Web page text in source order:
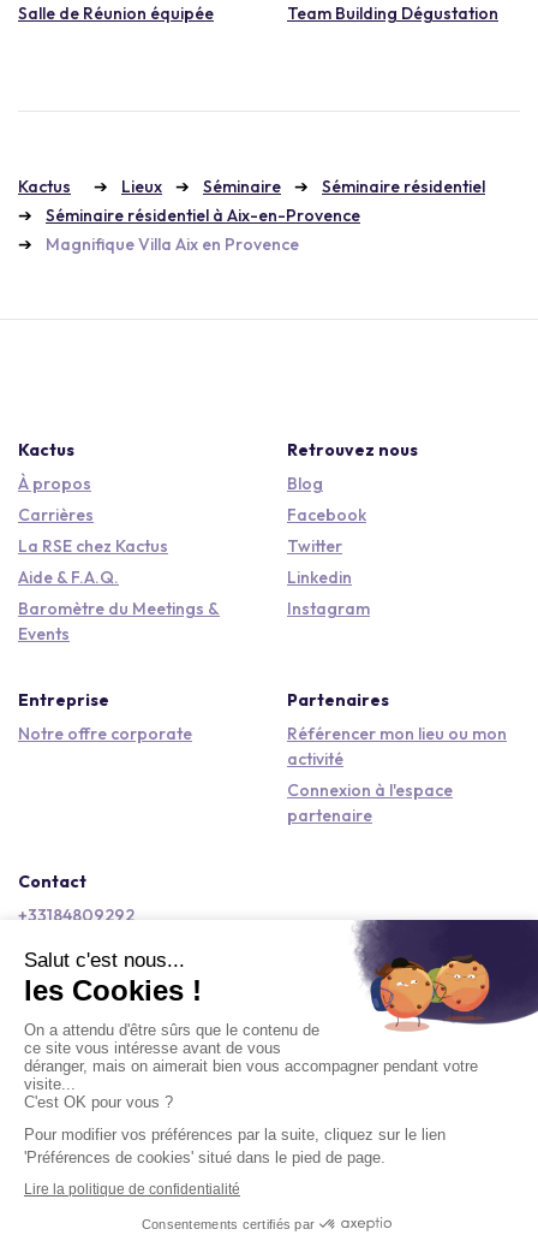
Salle de Réunion équipée Team Building Dégustation
Kactus Lieux Séminaire
Séminaire résidentiel
Séminaire résidentiel à Aix-en-Provence
Magnifique Villa Aix en Provence
Kactus
À propos
Carrières
La RSE chez Kactus
Aide & F.A.Q.
Baromètre du Meetings &
Events
Retrouvez nous
Blog
Facebook
Twitter
Linkedin
Instagram
Entreprise
Notre offre corporate
Partenaires
Référencer mon lieu ou mon
activité
Connexion à l'espace
partenaire
Contact
+33184809292
Copyright © 2026 Kactus Tous droits réservés
Conditions générales d'utilisation
Mentions légales
Signaler un contenu